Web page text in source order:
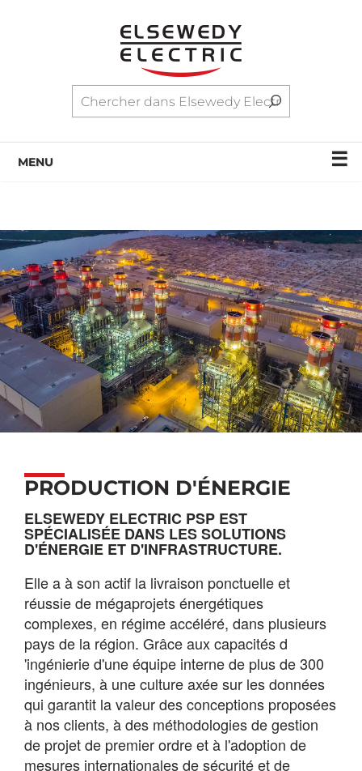
MENU ☰
PRODUCTION D'ÉNERGIE
ELSEWEDY ELECTRIC PSP EST
SPÉCIALISÉE DANS LES SOLUTIONS
D'ÉNERGIE ET D'INFRASTRUCTURE.
Elle a à son actif la livraison ponctuelle et
réussie de mégaprojets énergétiques
complexes, en régime accéléré, dans plusieurs
pays de la région. Grâce aux capacités d
'ingénierie d'une équipe interne de plus de 300
ingénieurs, à une culture axée sur les données
qui garantit la valeur des conceptions proposées
à nos clients, à des méthodologies de gestion
de projet de premier ordre et à l'adoption de
mesures internationales de sécurité et de